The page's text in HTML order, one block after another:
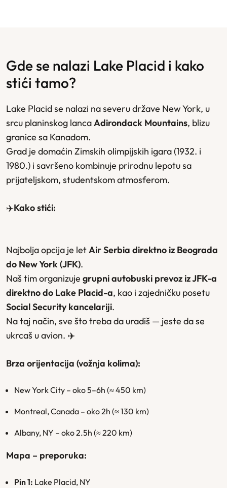
Gde se nalazi Lake Placid i kako
stići tamo?
Lake Placid se nalazi na severu države New York, u
srcu planinskog lancaAdirondack Mountains, blizu
granice sa Kanadom.
Grad je domaćin Zimskih olimpijskih igara (1932. i
1980.) i savršeno kombinuje prirodnu lepotu sa
prijateljskom, studentskom atmosferom.
✈️Kako stići:
Najbolja opcija je letAir Serbia direktno iz Beograda
do New York (JFK).
Naš tim organizuje grupni autobuski prevoz iz JFK-a
direktno do Lake Placid-a, kao i zajedničku posetu
Social Security kancelariji.
Na taj način, sve što treba da uradiš — jeste da se
ukrcaš u avion. ✈️
Brza orijentacija (vožnja kolima):
New York City – oko 5–6h (≈ 450 km)
Montreal, Canada – oko 2h (≈ 130 km)
Albany, NY – oko 2.5h (≈ 220 km)
Mapa – preporuka:
Pin 1: Lake Placid, NY